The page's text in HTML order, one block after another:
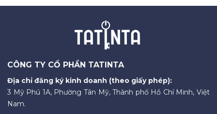
CÔNG TY CỔ PHẦN TATINTA
Địa chỉ đăng ký kinh doanh (theo giấy phép):
3 Mỹ Phú 1A, Phường Tân Mỹ, Thành phố Hồ Chí Minh, Việt
Nam.